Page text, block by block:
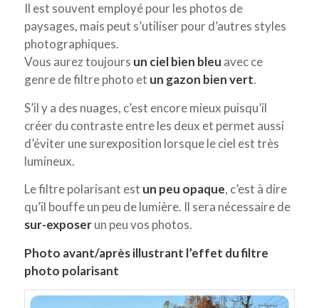
Il est souvent employé pour les photos de
paysages, mais peut s’utiliser pour d’autres styles
photographiques.
Vous aurez toujours un ciel bien bleu avec ce
genre de filtre photo et un gazon bien vert.
S’il y a des nuages, c’est encore mieux puisqu’il
créer du contraste entre les deux et permet aussi
d’éviter une surexposition lorsque le ciel est très
lumineux.
Le filtre polarisant est un peu opaque, c’est à dire
qu’il bouffe un peu de lumière. Il sera nécessaire de
sur-exposerun peu vos photos.
Photo avant/après illustrant l’effet du filtre
photo polarisant